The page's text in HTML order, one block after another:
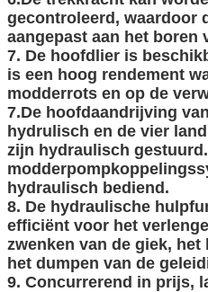
gecontroleerd, waardoor
aangepast aan het boren
7. De hoofdlier is
is een hoog rendement
modderrots en op de
7.De hoofdaandrijving
hydrulisch en de vier
zijn hydraulisch
hydraulisch bediend.
8. De hydraulische
efficiënt voor het
zwenken van de giek, het
het dumpen van de
9. Concurrerend in prijs,